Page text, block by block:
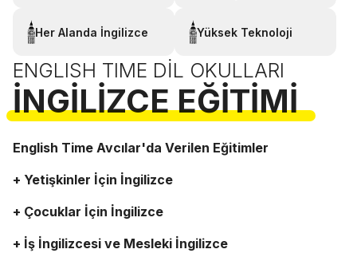
Her Alanda İngilizce Yüksek Teknoloji
ENGLISH TIME DIL OKULLARI
İNGILIZCE EĞITIMI
English Time Avcılar'da Verilen Eğitimler
+ Yetişkinler İçin İngilizce
+ Çocuklar İçin İngilizce
+ İş İngilizcesi ve Mesleki İngilizce